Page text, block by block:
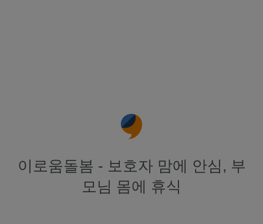
이로움돌봄 - 보호자 맘에 안심, 부
모님 몸에 휴식